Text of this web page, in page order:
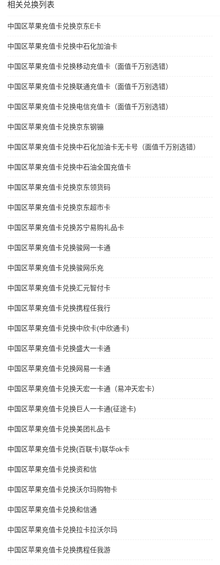
相关兑换列表
中国区苹果充值卡兑换京东E卡
中国区苹果充值卡兑换中石化加油卡
中国区苹果充值卡兑换移动充值卡（面值千万别选错）
中国区苹果充值卡兑换联通充值卡（面值千万别选错）
中国区苹果充值卡兑换电信充值卡（面值千万别选错）
中国区苹果充值卡兑换京东钢镚
中国区苹果充值卡兑换中石化加油卡无卡号（面值千万别选错）
中国区苹果充值卡兑换中石油全国充值卡
中国区苹果充值卡兑换京东领货码
中国区苹果充值卡兑换京东超市卡
中国区苹果充值卡兑换苏宁易购礼品卡
中国区苹果充值卡兑换骏网一卡通
中国区苹果充值卡兑换骏网乐充
中国区苹果充值卡兑换汇元智付卡
中国区苹果充值卡兑换携程任我行
中国区苹果充值卡兑换中欣卡(中欣通卡)
中国区苹果充值卡兑换盛大一卡通
中国区苹果充值卡兑换网易一卡通
中国区苹果充值卡兑换天宏一卡通（易冲天宏卡）
中国区苹果充值卡兑换巨人一卡通(征途卡)
中国区苹果充值卡兑换美团礼品卡
中国区苹果充值卡兑换(百联卡)联华ok卡
中国区苹果充值卡兑换资和信
中国区苹果充值卡兑换沃尔玛购物卡
中国区苹果充值卡兑换和信通
中国区苹果充值卡兑换拉卡拉沃尔玛
中国区苹果充值卡兑换携程任我游